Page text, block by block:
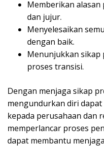
Memberikan
dan jujur.
Menyelesaikan
dengan baik.
Menunjukkan sikap
proses transisi.
Dengan menjaga sikap
mengundurkan diri
kepada perusahaan dan
memperlancar proses
dapat membantu